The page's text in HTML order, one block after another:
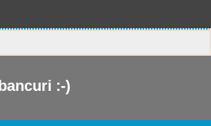
bancuri :-)